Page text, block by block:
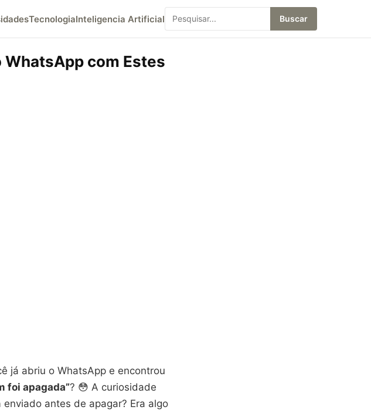
TecnologiaInteligencia Artificial Buscar
WhatsApp com Estes
já abriu o WhatsApp e encontrou
foi apagada”? 😳 A curiosidade
antes de apagar? Era algo